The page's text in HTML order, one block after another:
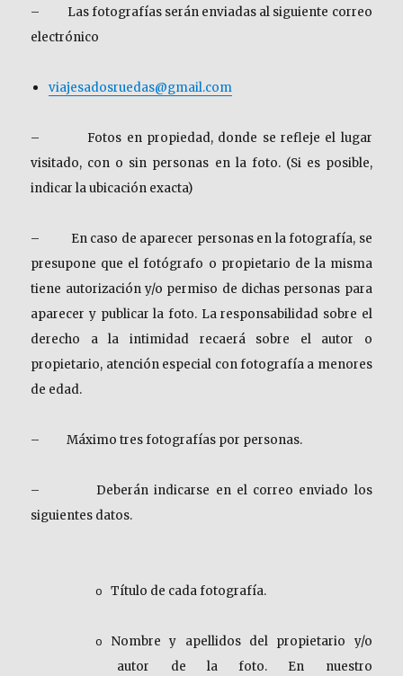
–
Las fotografías serán enviadas al siguiente correo
electrónico
viajesadosruedas@gmail.com
–
Fotos en propiedad, donde se refleje el lugar
visitado, con o sin personas en la foto. (Si es posible,
indicar la ubicación exacta)
–
En caso de aparecer personas en la fotografía, se
presupone que el fotógrafo o propietario de la misma
tiene autorización y/o permiso de dichas personas para
aparecer y publicar la foto. La responsabilidad sobre el
derecho a la intimidad recaerá sobre el autor o
propietario, atención especial con fotografía a menores
de edad.
– Máximo tres fotografías por personas.
–
Deberán indicarse en el correo enviado los
siguientes datos.
o Título de cada fotografía.
o
Nombre y apellidos del propietario y/o
autor de la foto. En nuestro